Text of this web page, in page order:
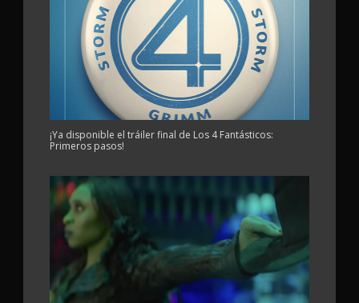
¡Ya disponible el tráiler final de Los 4 Fantásticos:
Primeros pasos!